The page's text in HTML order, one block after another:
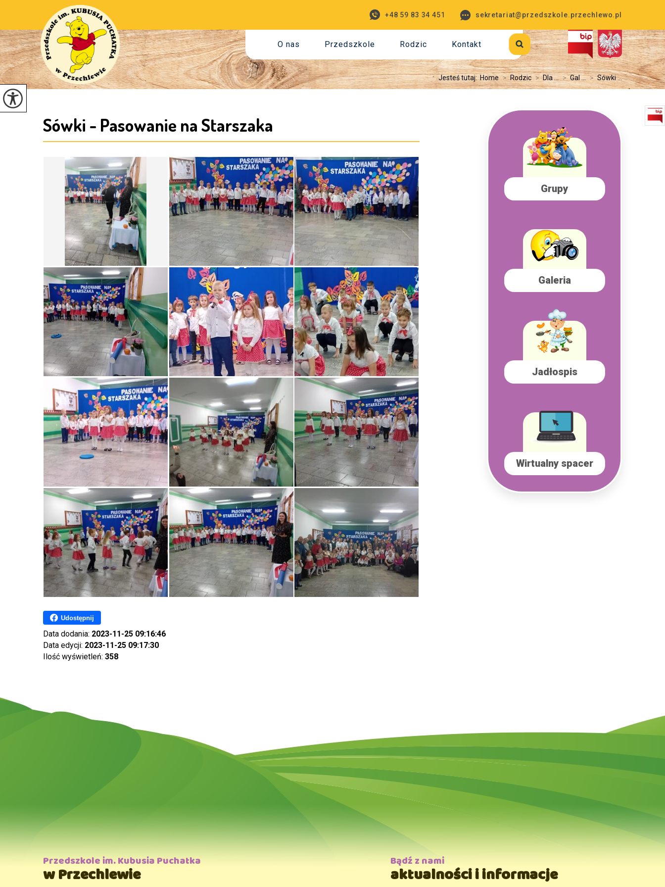
sekretariat@przedszkole.przechlewo.pl
+48 59 83 34 451
O nas Przedszkole Rodzic Kontakt
Jesteś tutaj:Home > Rodzic > Dla ... > Gal ... > Sówki ...
Sówki - Pasowanie na Starszaka
Udostępnij
Data dodania: 2023-11-25 09:16:46
Data edycji: 2023-11-25 09:17:30
Ilość wyświetleń: 358
Grupy
Galeria
Jadłospis
Wirtualny spacer
Przedszkole im. Kubusia Puchatka
w Przechlewie
Bądź z nami
aktualności i informacje